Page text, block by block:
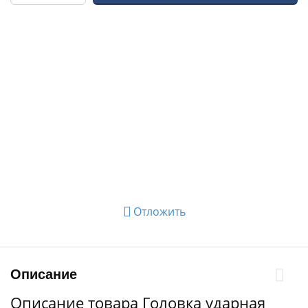
Отложить
Описание
Описание товара Головка ударная